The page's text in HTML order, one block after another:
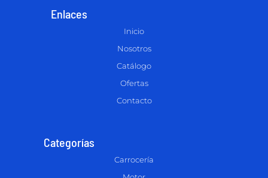
Enlaces
Inicio
Nosotros
Catálogo
Ofertas
Contacto
Categorías
Carrocería